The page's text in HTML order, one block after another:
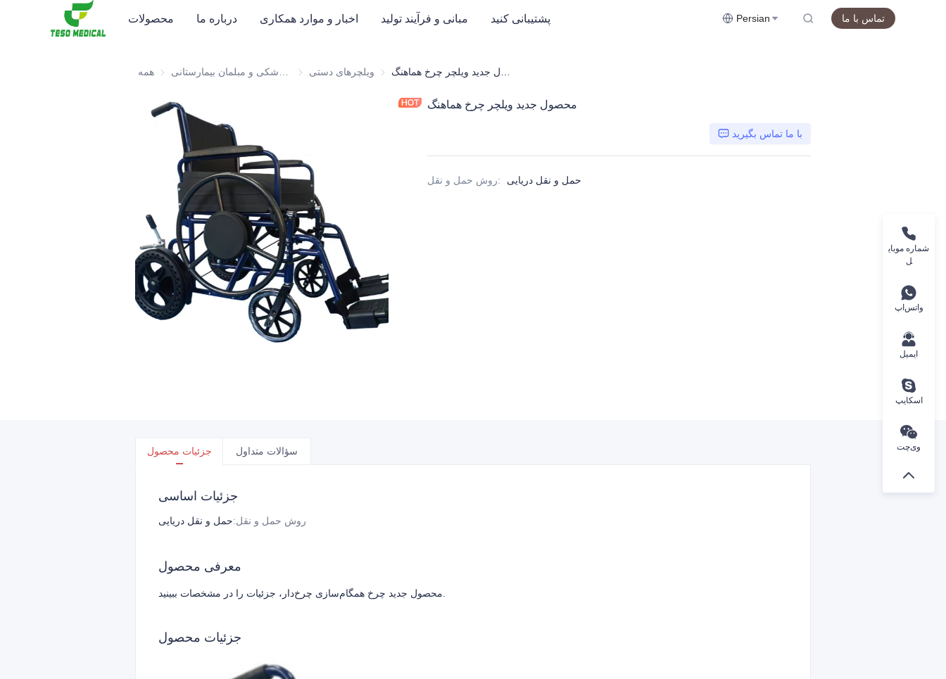
محصولات درباره ما اخبار و موارد همکاری مبانی و فرآیند تولید پشتیبانی کنید Persian تماس با ما
همه محصولات سلامت و الکترونیک پزشکی و مبلمان بیمارستانی
ویلچرهای دستی ویلچرهای دستی
محصول جدید ویلچر چرخ هماهنگ
با ما تماس بگیرید
روش حمل و نقل: حمل و نقل دریایی
جزئیات محصول سؤالات متداول
جزئیات اساسی
روش حمل و نقل:حمل و نقل دریایی
معرفی محصول
جزئیات محصول
شماره موبای
ل
واتس‌اپ
ایمیل
اسکایپ
وی‌چت